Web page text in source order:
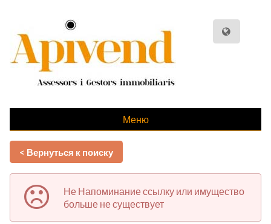
Меню
< Вернуться к поиску
Не Напоминание ссылку или имущество
больше не существует